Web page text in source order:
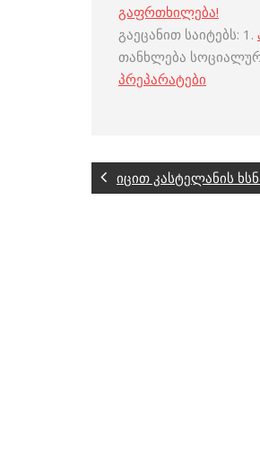
გაფრთხილება!
გაეცანით საიტებს: 1.
თანხლება
პრეპარატები
იცით კასტელანის